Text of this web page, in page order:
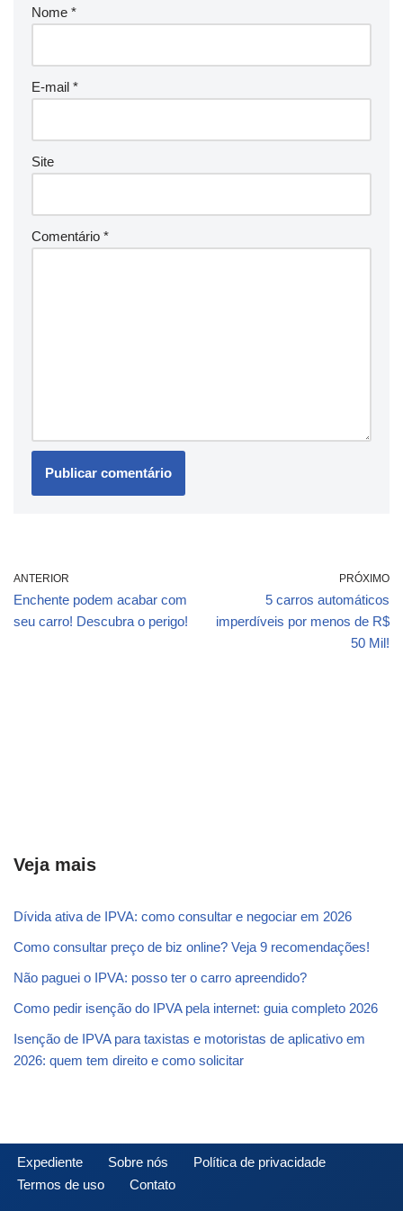
Nome *
E-mail *
Site
Comentário *
ANTERIOR
Enchente podem acabar com
seu carro! Descubra o perigo!
PRÓXIMO
5 carros automáticos
imperdíveis por menos de R$
50 Mil!
Veja mais
Dívida ativa de IPVA: como consultar e negociar em 2026
Como consultar preço de biz online? Veja 9 recomendações!
Não paguei o IPVA: posso ter o carro apreendido?
Como pedir isenção do IPVA pela internet: guia completo 2026
Isenção de IPVA para taxistas e motoristas de aplicativo em
2026: quem tem direito e como solicitar
Expediente Sobre nós
Política de privacidade
Termos de uso
Contato